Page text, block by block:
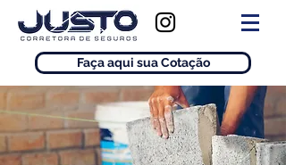
Faça aqui sua Cotação